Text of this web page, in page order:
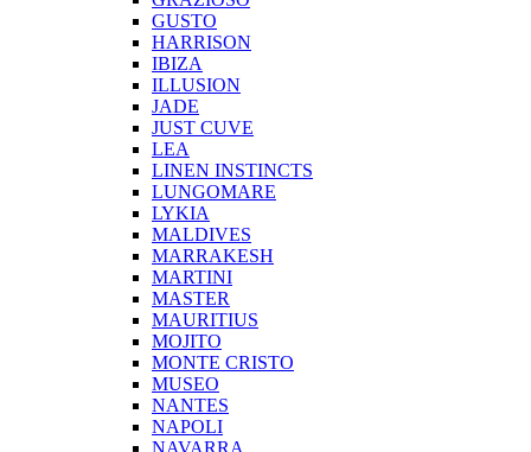
GUSTO
HARRISON
IBIZA
ILLUSION
JADE
JUST CUVE
LEA
LINEN INSTINCTS
LUNGOMARE
LYKIA
MALDIVES
MARRAKESH
MARTINI
MASTER
MAURITIUS
MOJITO
MONTE CRISTO
MUSEO
NANTES
NAPOLI
NAVARRA